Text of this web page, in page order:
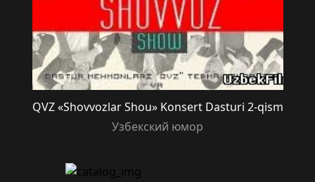
QVZ «Shovvozlar Shou» Konsert Dasturi 2-qism
Узбекский юмор